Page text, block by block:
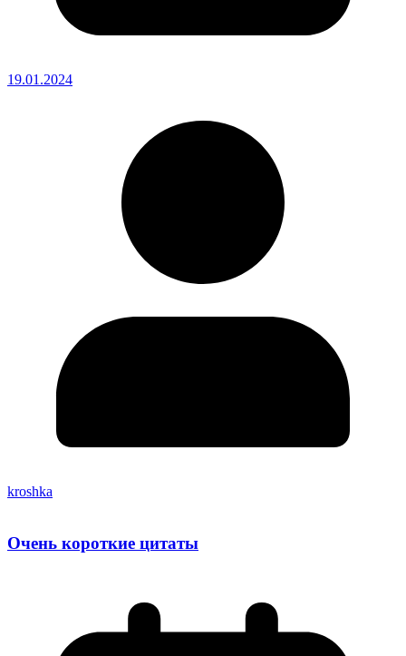
19.01.2024
kroshka
Очень короткие цитаты